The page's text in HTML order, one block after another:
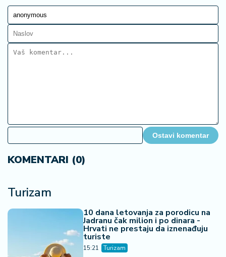
Ostavi komentar
KOMENTARI (0)
Turizam
10 dana letovanja za porodicu na
Jadranu čak milion i po dinara -
Hrvati ne prestaju da iznenađuju
turiste
15:21 Turizam